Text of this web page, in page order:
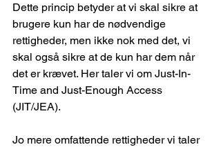
Dette princip betyder at vi skal sikre at
brugere kun har de nødvendige
rettigheder, men ikke nok med det, vi
skal også sikre at de kun har dem når
det er krævet. Her taler vi om Just-In-
Time and Just-Enough Access
(JIT/JEA).
Jo mere omfattende rettigheder vi taler